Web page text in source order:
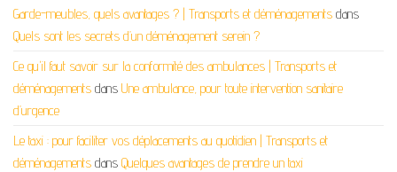
Garde-meubles, quels avantages ? | Transports et déménagements dans
Quels sont les secrets d’un déménagement serein ?
Ce qu'il faut savoir sur la conformité des ambulances | Transports et
déménagements dans Une ambulance, pour toute intervention sanitaire
d’urgence
Le taxi : pour faciliter vos déplacements au quotidien | Transports et
déménagements dans Quelques avantages de prendre un taxi